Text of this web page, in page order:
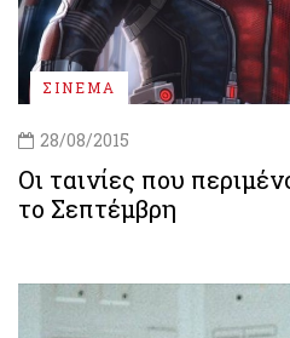
ΣΙΝΕΜΑ
28/08/2015
Οι ταινίες που
το Σεπτέμβρη